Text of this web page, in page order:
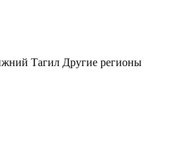
Тагил Другие регионы